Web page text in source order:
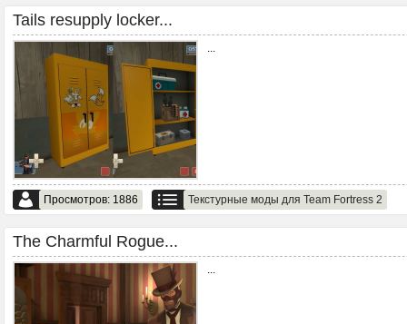
Tails resupply locker...
...
Просмотров: 1886 Текстурные моды для Team Fortress 2
The Charmful Rogue...
...